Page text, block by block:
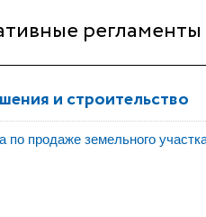
регламенты
и строительство
по продаже земельного